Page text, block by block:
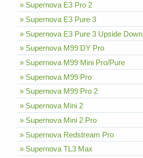
» Supernova E3 Pro 2
» Supernova E3 Pure 3
» Supernova E3 Pure 3 Upside Down
» Supernova M99 DY Pro
» Supernova M99 Mini Pro/Pure
» Supernova M99 Pro
» Supernova M99 Pro 2
» Supernova Mini 2
» Supernova Mini 2 Pro
» Supernova Redstream Pro
» Supernova TL3 Max